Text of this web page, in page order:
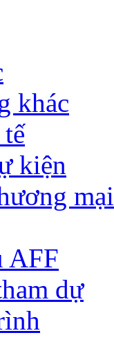
khác
kiện
AFF
dự